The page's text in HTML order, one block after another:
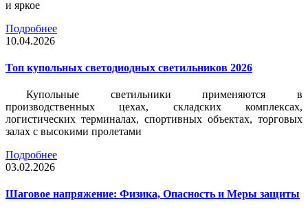
и яркое
Подробнее
10.04.2026
Топ купольных светодиодных светильников 2026
Купольные светильники применяются в
производственных цехах, складских комплексах,
логистических терминалах, спортивных объектах, торговых
залах с высокими пролетами
Подробнее
03.02.2026
Шаговое напряжение: Физика, Опасность и Меры защиты